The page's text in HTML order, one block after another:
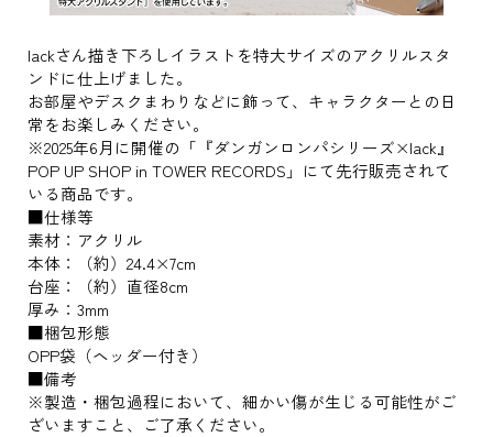
lackさん描き下ろしイラストを特大サイズのアクリルスタ
ンドに仕上げました。
お部屋やデスクまわりなどに飾って、キャラクターとの日
常をお楽しみください。
※2025年6月に開催の「『ダンガンロンパシリーズ×lack』
POP UP SHOP in TOWER RECORDS」にて先行販売されて
いる商品です。
■仕様等
素材：アクリル
本体：（約）24.4×7cm
台座：（約）直径8cm
厚み：3mm
■梱包形態
OPP袋（ヘッダー付き）
■備考
※製造・梱包過程において、細かい傷が生じる可能性がご
ざいますこと、ご了承ください。